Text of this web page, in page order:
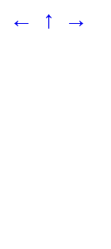
← ↑ →